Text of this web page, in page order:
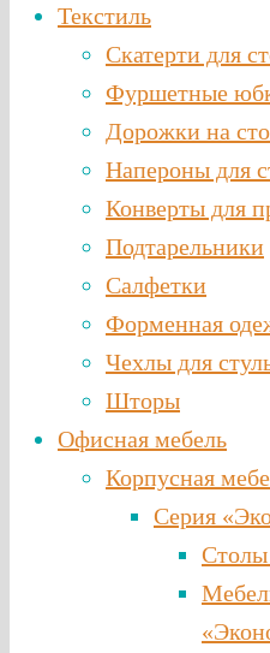
Текстиль
Скатерти для
Фуршетные
Дорожки на
Напероны для
Конверты для
Подтарельники
Салфетки
Форменная
Чехлы для
Шторы
Офисная мебель
Корпусная
Серия